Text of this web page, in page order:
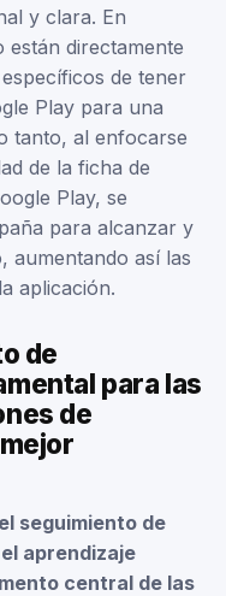
y clara. En
directamente
de tener
Play para una
tanto, al enfocarse
de la ficha de
Play, se
para alcanzar y
aumentando así las
aplicación.
de
para las
de
seguimiento de
aprendizaje
central de las